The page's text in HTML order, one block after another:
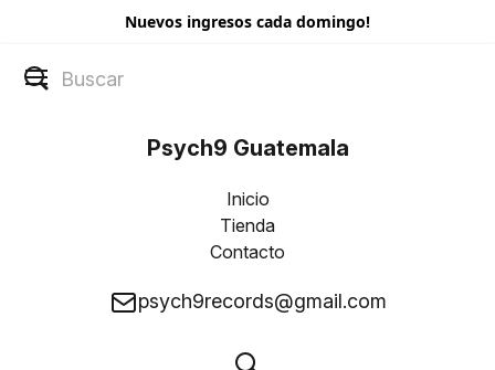
Nuevos ingresos cada domingo!
Psych9 Guatemala
Inicio
Tienda
Contacto
psych9records@gmail.com